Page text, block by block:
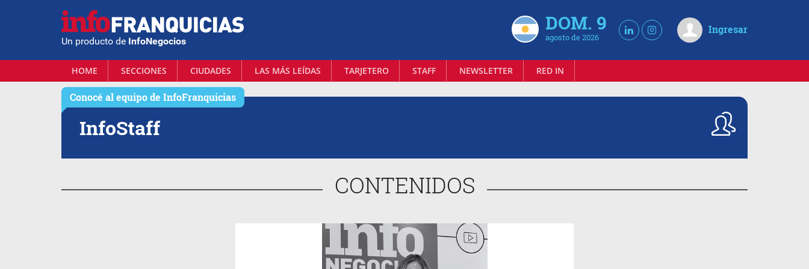
Un producto de InfoNegocios
DOM. 9
agosto de 2026
Ingresar
HOME SECCIONES CIUDADES LAS MÁS LEÍDAS TARJETERO STAFF NEWSLETTER RED IN
Conocé al equipo de InfoFranquicias
InfoStaff
CONTENIDOS